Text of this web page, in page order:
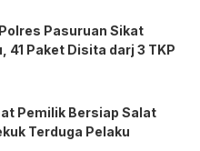
Pasuruan Sikat
41 Paket Disita darj 3 TKP
Pemilik Bersiap Salat
Terduga Pelaku